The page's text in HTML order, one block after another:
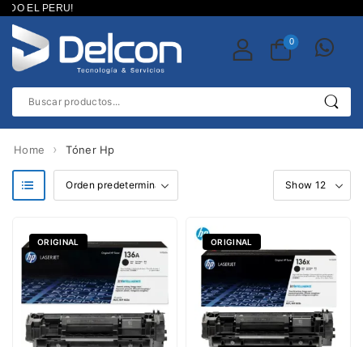
EL PERU!
0
Home › Tóner Hp
Cleanin
ORIGINAL ORIGINAL